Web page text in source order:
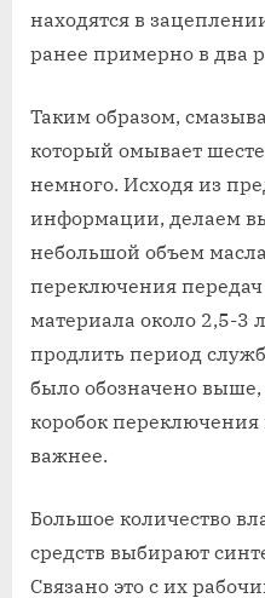
находятся в
ранее примерно в два
Таким образом,
который омывает
немного. Исходя из
информации, делаем
небольшой объем
переключения
материала около 2,5-3
продлить период
было обозначено выше,
коробок
важнее.
Большое количество
средств выбирают
Связано это с их